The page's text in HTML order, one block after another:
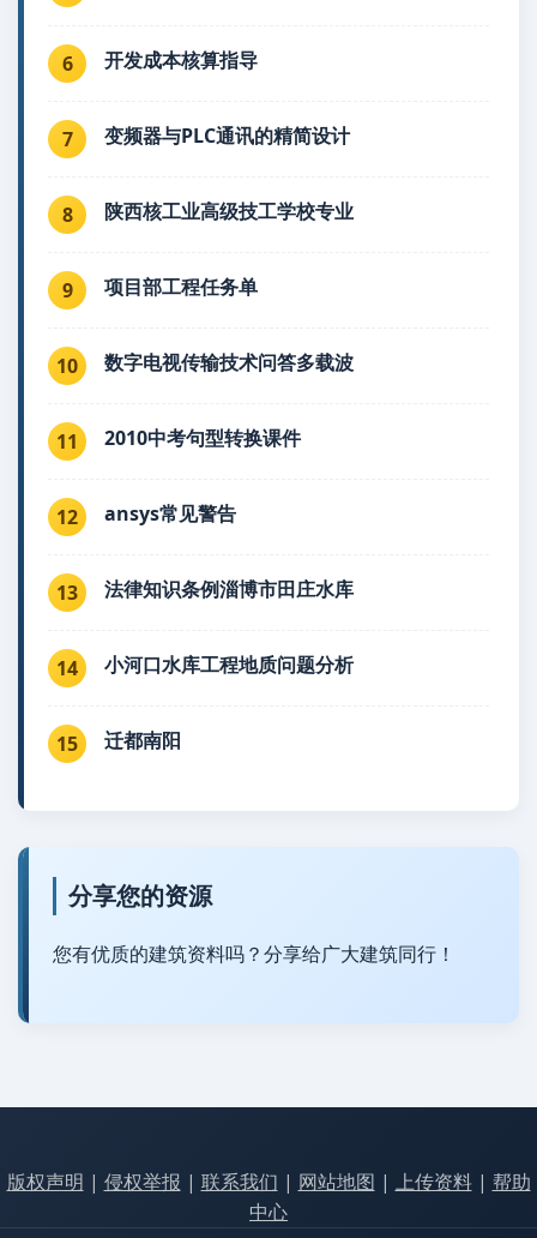
6 开发成本核算指导
7 变频器与PLC通讯的精简设计
8 陕西核工业高级技工学校专业
9 项目部工程任务单
10 数字电视传输技术问答多载波
11 2010中考句型转换课件
12 ansys常见警告
13 法律知识条例淄博市田庄水库
14 小河口水库工程地质问题分析
15 迁都南阳
分享您的资源
您有优质的建筑资料吗？分享给广大建筑同行！
版权声明 | 侵权举报 | 联系我们 | 网站地图 | 上传资料| 帮助
中心